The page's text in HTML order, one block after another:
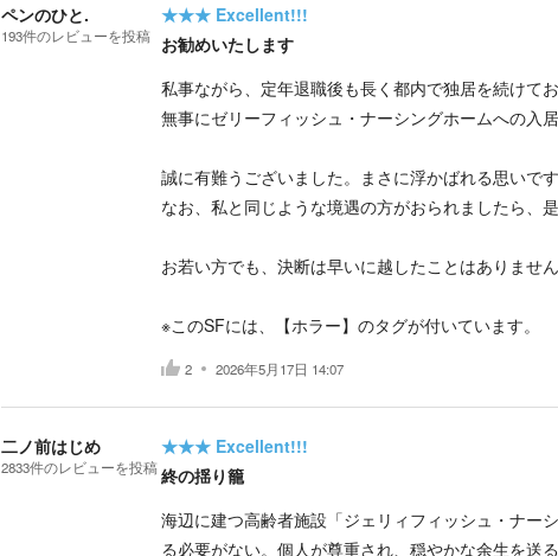
ペンのひと.
193件のレビューを投稿
★★★ Excellent!!!
お勧めいたします
私事ながら、定年退職後も長く都内で独居を続けて
無事にゼリーフィッシュ・ナーシングホームへの入居
誠に有難うございました。まさに浮かばれる思いです
なお、私と同じような境遇の方がおられましたら、
お若い方でも、決断は早いに越したことはありません
※このSFには、【ホラー】のタグが付いています。
2 2026年5月17日 14:07
二ノ前はじめ
2833件のレビューを投稿
★★★ Excellent!!!
終の揺り籠
海辺に建つ高齢者施設「ジェリィフィッシュ・ナー
る必要がない。個人が尊重され、穏やかな余生を送る